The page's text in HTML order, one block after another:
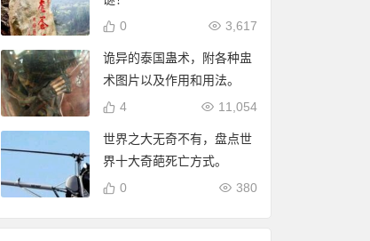
3,617
0
诡异的泰国蛊术，附各种盅
术图片以及作用和用法。
11,054
4
世界之大无奇不有，盘点世
界十大奇葩死亡方式。
380
0